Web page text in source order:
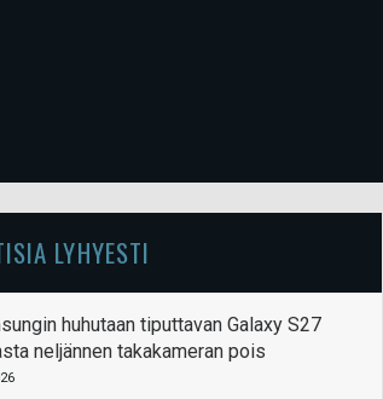
LYHYESTI
huhutaan tiputtavan Galaxy S27
neljännen takakameran pois